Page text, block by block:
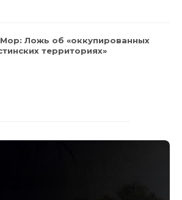
Ложь об «оккупированных
территориях»